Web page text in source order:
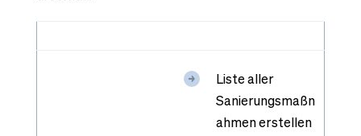
Liste aller
Sanierungsmaßn
ahmen erstellen